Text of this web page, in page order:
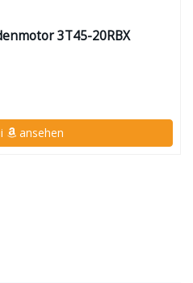
3T45-20RBX
ansehen